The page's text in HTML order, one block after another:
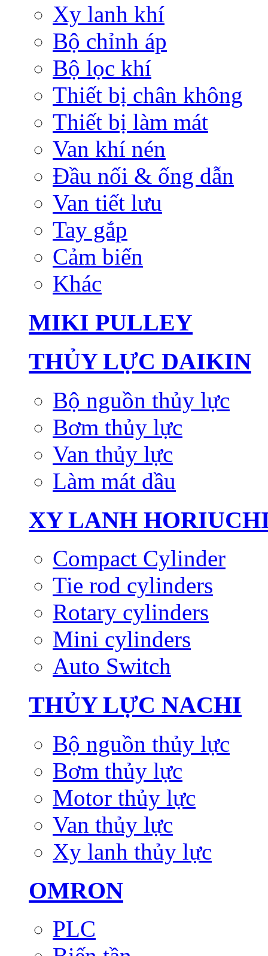
Xy lanh khí
Bộ chỉnh áp
Bộ lọc khí
Thiết bị chân không
Thiết bị làm mát
Van khí nén
Đầu nối & ống dẫn
Van tiết lưu
Tay gắp
Cảm biến
Khác
MIKI PULLEY
THỦY LỰC DAIKIN
Bộ nguồn thủy lực
Bơm thủy lực
Van thủy lực
Làm mát dầu
XY LANH
Compact Cylinder
Tie rod cylinders
Rotary cylinders
Mini cylinders
Auto Switch
THỦY LỰC NACHI
Bộ nguồn thủy lực
Bơm thủy lực
Motor thủy lực
Van thủy lực
Xy lanh thủy lực
OMRON
PLC